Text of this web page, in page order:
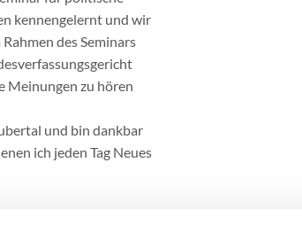
kennengelernt und wir
des Seminars
Meinungen zu hören
und bin dankbar
ich jeden Tag Neues